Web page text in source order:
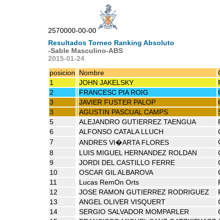
2570000-00-00
Resultados Torneo Ranking Absoluto
-Sable Masculino-ABS
2015-01-24
posicion
Nombre
1
JOHN JAKELSKY
2
FRANCESC PIA ROIG
3
JAVIER FUSTER PALOP
3
AGUSTIN PASCUAL CAMPS
5
ALEJANDRO GUTIERREZ TAENGUA
6
ALFONSO CATALA LLUCH
7
ANDRES VI�ARTA FLORES
8
LUIS MIGUEL HERNANDEZ ROLDAN
9
JORDI DEL CASTILLO FERRE
10
OSCAR GIL ALBAROVA
11
Lucas RemOn Orts
12
JOSE RAMON GUTIERREZ RODRIGUEZ
13
ANGEL OLIVER VISQUERT
14
SERGIO SALVADOR MOMPARLER